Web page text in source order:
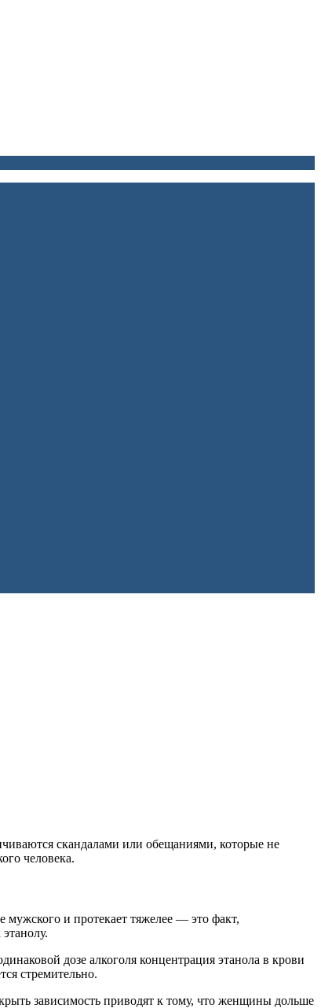
скандалами или обещаниями, которые не
человека.
мужского и протекает тяжелее — это факт,
дозе алкоголя концентрация этанола в крови
стремительно.
зависимость приводят к тому, что женщины дольше